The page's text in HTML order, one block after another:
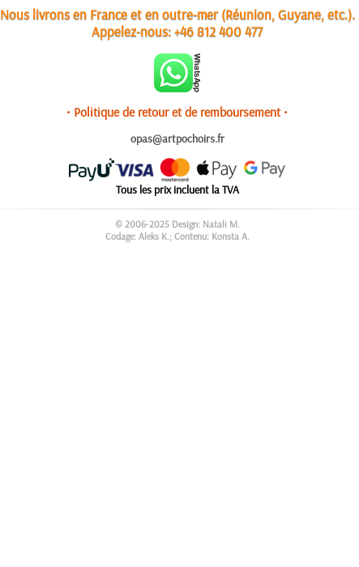
Nous livrons en France et en outre-mer (Réunion, Guyane, etc.).
Appelez-nous:+46 812 400 477
• Politique de retour et de remboursement •
opas@artpochoirs.fr
Tous les prix incluent la TVA
© 2006-2025 Design: Natali M.
Codage: Aleks K.; Contenu: Konsta A.